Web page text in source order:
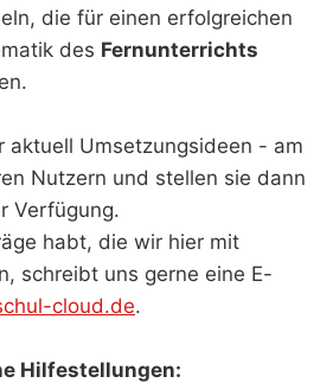
die für einen erfolgreichen
des Fernunterrichts
aktuell Umsetzungsideen - am
Nutzern und stellen sie dann
Verfügung.
habt, die wir hier mit
schreibt uns gerne eine E-
cloud.de.
Hilfestellungen: